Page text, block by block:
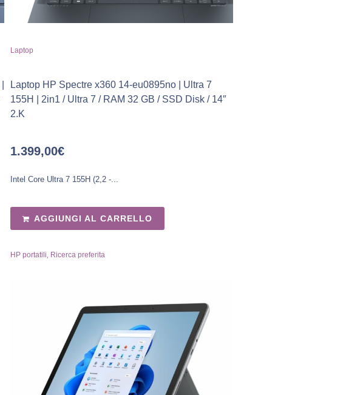
Laptop
Laptop HP Spectre x360 14-eu0895no | Ultra 7
155H | 2in1 / Ultra 7 / RAM 32 GB / SSD Disk / 14″
2.K
1.399,00€
Intel Core Ultra 7 155H (2,2 -...
AGGIUNGI AL CARRELLO
HP portatili, Ricerca preferita